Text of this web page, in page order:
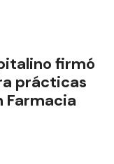
firmó
prácticas
Farmacia